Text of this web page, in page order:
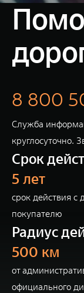
8 800
Служба
круглосуточно.
Срок
5 лет
срок действия
покупателю
Радиус
500 км
от
официального